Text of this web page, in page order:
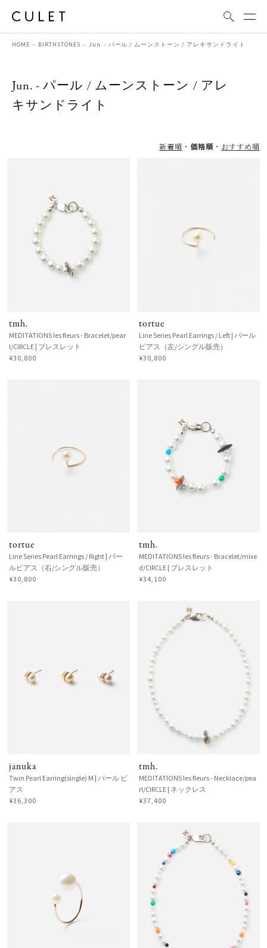
HOME BIRTHSTONES Jun. - パール / ムーンストーン / アレキサンドライト
Jun. - パール / ムーンストーン / アレ
キサンドライト
新着順 価格順 おすすめ順
tmh.
MEDITATIONS les fleurs - Bracelet/pear
l/CIRCLE | ブレスレット
¥30,800
tortue
Line Series Pearl Earrings / Left | パール
ピアス（左/シングル販売）
¥30,800
tortue
Line Series Pearl Earrings / Right | パー
ルピアス（右/シングル販売）
¥30,800
tmh.
MEDITATIONS les fleurs - Bracelet/mixe
d/CIRCLE | ブレスレット
¥34,100
januka
Twin Pearl Earring(single) M | パール ピ
アス
¥36,300
tmh.
MEDITATIONS les fleurs - Necklace/pea
rl/CIRCLE | ネックレス
¥37,400